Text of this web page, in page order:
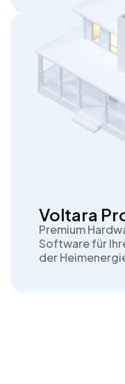
Voltara
Premium
Software für
der